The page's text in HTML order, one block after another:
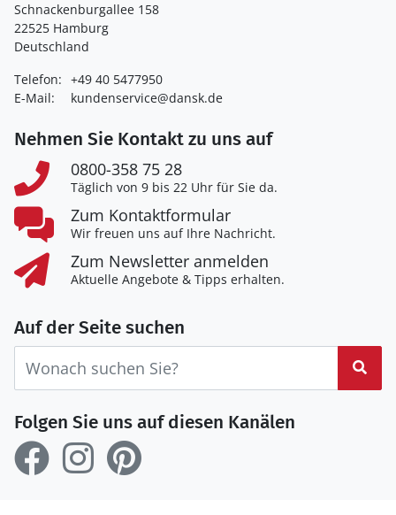
Schnackenburgallee 158
22525 Hamburg
Deutschland
Telefon: +49 40 5477950
E-Mail:
kundenservice@dansk.de
Nehmen Sie Kontakt zu uns auf
0800-358 75 28
Täglich von 9 bis 22 Uhr für Sie da.
Zum Kontaktformular
Wir freuen uns auf Ihre Nachricht.
Zum Newsletter anmelden
Aktuelle Angebote & Tipps erhalten.
Auf der Seite suchen
Folgen Sie uns auf diesen Kanälen